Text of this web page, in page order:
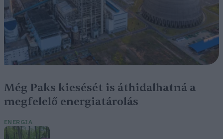
Még Paks kiesését is áthidalhatná a
megfelelő energiatárolás
ENERGIA